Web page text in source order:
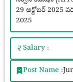
29 అక్టోబర్ 2025
2025
Salary :
Post Name :